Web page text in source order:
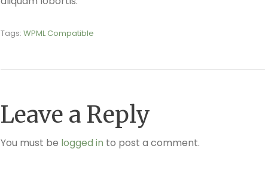
Tags: WPML Compatible
Leave a Reply
You must be logged in to post a comment.